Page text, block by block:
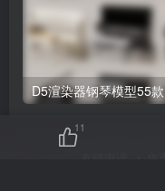
D5渲染器钢琴模型55款
11